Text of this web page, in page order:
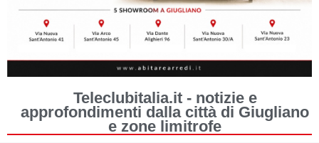
Teleclubitalia.it - notizie e
approfondimenti dalla città di Giugliano
e zone limitrofe